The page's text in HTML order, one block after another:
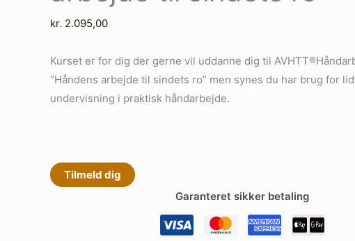
kr. 2.095,00
Kurset er for dig der gerne vil uddanne dig til
“Håndens arbejde til sindets ro” men synes du har brug for
undervisning i praktisk håndarbejde.
Tilmeld dig
Garanteret sikker betaling